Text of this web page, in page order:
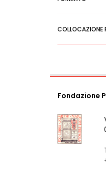
COLLOCAZIONE
Fondazione